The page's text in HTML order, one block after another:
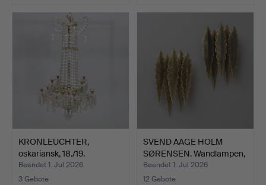
KRONLEUCHTER,
oskariansk, 18./19.
Jahrhund…
Beendet 1. Jul 2026
3 Gebote
SVEND AAGE HOLM
SØRENSEN. Wandlampen,
1 Pa…
Beendet 1. Jul 2026
12 Gebote